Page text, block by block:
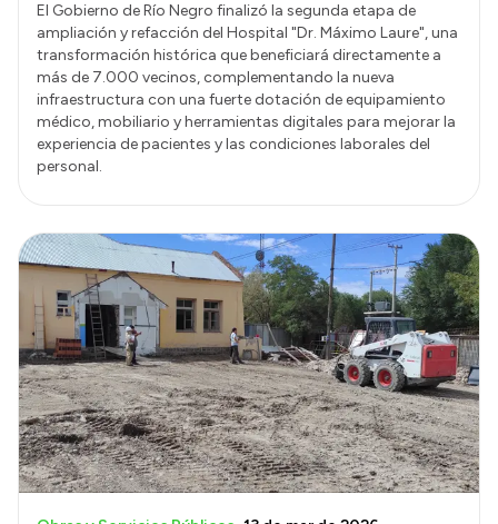
El Gobierno de Río Negro finalizó la segunda etapa de
ampliación y refacción del Hospital "Dr. Máximo Laure", una
transformación histórica que beneficiará directamente a
más de 7.000 vecinos, complementando la nueva
infraestructura con una fuerte dotación de equipamiento
médico, mobiliario y herramientas digitales para mejorar la
experiencia de pacientes y las condiciones laborales del
personal.